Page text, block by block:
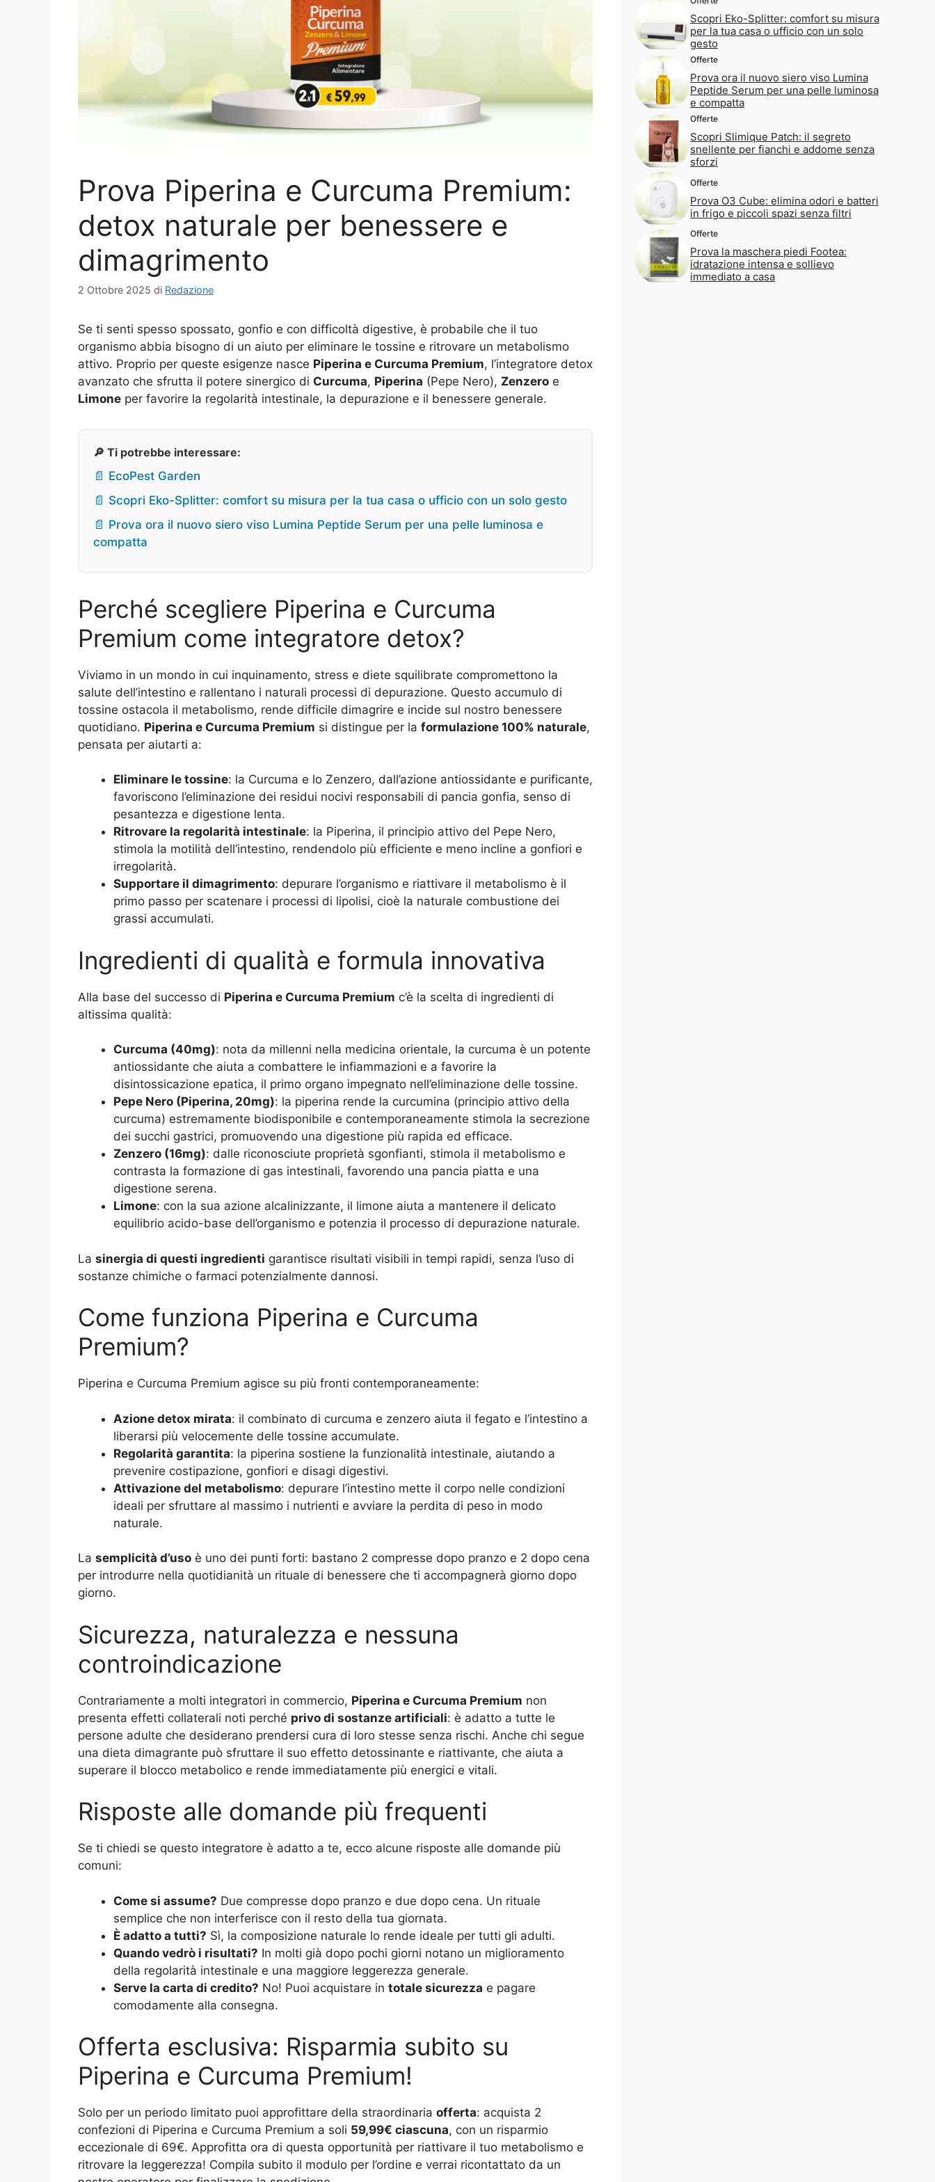
Prova Piperina e Curcuma Premium:
detox naturale per benessere e
dimagrimento
2 Ottobre 2025 di Redazione
Se ti senti spesso spossato, gonfio e con difficoltà digestive, è probabile che il tuo
organismo abbia bisogno di un aiuto per eliminare le tossine e ritrovare un metabolismo
attivo. Proprio per queste esigenze nasce Piperina e Curcuma Premium, l’integratore detox
avanzato che sfrutta il potere sinergico di Curcuma, Piperina (Pepe Nero), Zenzero e
Limone per favorire la regolarità intestinale, la depurazione e il benessere generale.
🔎 Ti potrebbe interessare:
📄 EcoPest Garden
📄 Scopri Eko-Splitter: comfort su misura per la tua casa o ufficio con un solo gesto
📄 Prova ora il nuovo siero viso Lumina Peptide Serum per una pelle luminosa e
compatta
Perché scegliere Piperina e Curcuma
Premium come integratore detox?
Viviamo in un mondo in cui inquinamento, stress e diete squilibrate compromettono la
salute dell’intestino e rallentano i naturali processi di depurazione. Questo accumulo di
tossine ostacola il metabolismo, rende difficile dimagrire e incide sul nostro benessere
quotidiano. Piperina e Curcuma Premium si distingue per la formulazione 100% naturale,
pensata per aiutarti a:
Eliminare le tossine: la Curcuma e lo Zenzero, dall’azione antiossidante e purificante,
favoriscono l’eliminazione dei residui nocivi responsabili di pancia gonfia, senso di
pesantezza e digestione lenta.
Ritrovare la regolarità intestinale: la Piperina, il principio attivo del Pepe Nero,
stimola la motilità dell’intestino, rendendolo più efficiente e meno incline a gonfiori e
irregolarità.
Supportare il dimagrimento: depurare l’organismo e riattivare il metabolismo è il
primo passo per scatenare i processi di lipolisi, cioè la naturale combustione dei
grassi accumulati.
Ingredienti di qualità e formula innovativa
Alla base del successo di Piperina e Curcuma Premium c’è la scelta di ingredienti di
altissima qualità:
Curcuma (40mg): nota da millenni nella medicina orientale, la curcuma è un potente
antiossidante che aiuta a combattere le infiammazioni e a favorire la
disintossicazione epatica, il primo organo impegnato nell’eliminazione delle tossine.
Pepe Nero (Piperina, 20mg): la piperina rende la curcumina (principio attivo della
curcuma) estremamente biodisponibile e contemporaneamente stimola la secrezione
dei succhi gastrici, promuovendo una digestione più rapida ed efficace.
Zenzero (16mg): dalle riconosciute proprietà sgonfianti, stimola il metabolismo e
contrasta la formazione di gas intestinali, favorendo una pancia piatta e una
digestione serena.
Limone: con la sua azione alcalinizzante, il limone aiuta a mantenere il delicato
equilibrio acido-base dell’organismo e potenzia il processo di depurazione naturale.
La sinergia di questi ingredienti garantisce risultati visibili in tempi rapidi, senza l’uso di
sostanze chimiche o farmaci potenzialmente dannosi.
Come funziona Piperina e Curcuma
Premium?
Piperina e Curcuma Premium agisce su più fronti contemporaneamente:
Azione detox mirata: il combinato di curcuma e zenzero aiuta il fegato e l’intestino a
liberarsi più velocemente delle tossine accumulate.
Regolarità garantita: la piperina sostiene la funzionalità intestinale, aiutando a
prevenire costipazione, gonfiori e disagi digestivi.
Attivazione del metabolismo: depurare l’intestino mette il corpo nelle condizioni
ideali per sfruttare al massimo i nutrienti e avviare la perdita di peso in modo
naturale.
La semplicità d’uso è uno dei punti forti: bastano 2 compresse dopo pranzo e 2 dopo cena
per introdurre nella quotidianità un rituale di benessere che ti accompagnerà giorno dopo
giorno.
Sicurezza, naturalezza e nessuna
controindicazione
Contrariamente a molti integratori in commercio, Piperina e Curcuma Premium non
presenta effetti collaterali noti perché privo di sostanze artificiali: è adatto a tutte le
persone adulte che desiderano prendersi cura di loro stesse senza rischi. Anche chi segue
una dieta dimagrante può sfruttare il suo effetto detossinante e riattivante, che aiuta a
superare il blocco metabolico e rende immediatamente più energici e vitali.
Risposte alle domande più frequenti
Se ti chiedi se questo integratore è adatto a te, ecco alcune risposte alle domande più
comuni:
Come si assume? Due compresse dopo pranzo e due dopo cena. Un rituale
semplice che non interferisce con il resto della tua giornata.
È adatto a tutti? Sì, la composizione naturale lo rende ideale per tutti gli adulti.
Quando vedrò i risultati? In molti già dopo pochi giorni notano un miglioramento
della regolarità intestinale e una maggiore leggerezza generale.
Serve la carta di credito? No! Puoi acquistare in totale sicurezza e pagare
comodamente alla consegna.
Offerta esclusiva: Risparmia subito su
Piperina e Curcuma Premium!
Solo per un periodo limitato puoi approfittare della straordinaria offerta: acquista 2
confezioni di Piperina e Curcuma Premium a soli 59,99€ ciascuna, con un risparmio
eccezionale di 69€. Approfitta ora di questa opportunità per riattivare il tuo metabolismo e
ritrovare la leggerezza! Compila subito il modulo per l’ordine e verrai ricontattato da un
Scopri Eko-Splitter: comfort su misura
per la tua casa o ufficio con un solo
gesto
Offerte
Prova ora il nuovo siero viso Lumina
Peptide Serum per una pelle luminosa
e compatta
Offerte
Scopri Slimique Patch: il segreto
snellente per fianchi e addome senza
sforzi
Offerte
Prova O3 Cube: elimina odori e batteri
in frigo e piccoli spazi senza filtri
Offerte
Prova la maschera piedi Footea:
idratazione intensa e sollievo
immediato a casa